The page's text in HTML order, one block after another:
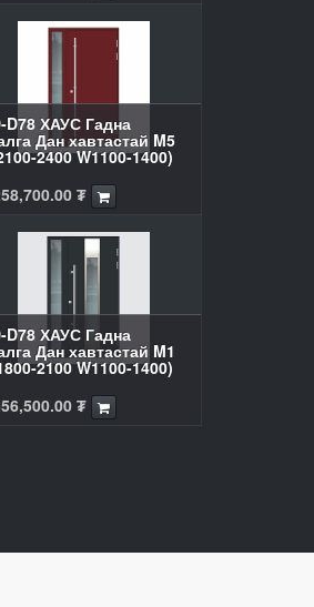
D78 ХАУС Гадна
Дан хавтастай M5
2400 W1100-1400)
₮
D78 ХАУС Гадна
Дан хавтастай M1
2100 W1100-1400)
₮